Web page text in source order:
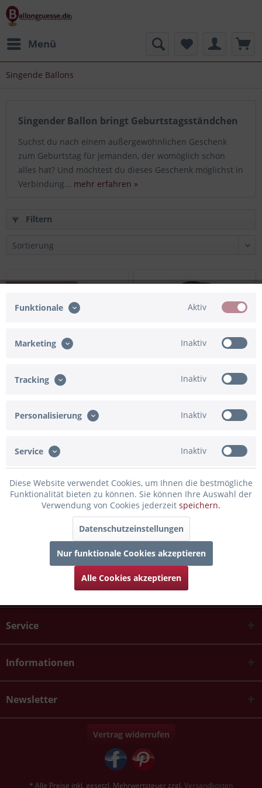
Menü
Singende Ballons
Singender Ballon bringt Geburtstagsständchen
Suchst du nach einem außergewöhnlichen Geschenk
zum Geburtstag für jemanden, der womöglich schon
alles hat? Und möchtest du dieses Geschenk möglichst in
Verbindung... mehr erfahren »
Filtern
29,90 € *
Service
Informationen
Newsletter
Vertrag widerrufen
* Alle Preise inkl. gesetzl. Mehrwertsteuer zzgl. Versandkosten
Funktionale Aktiv
Marketing Inaktiv
Tracking Inaktiv
Personalisierung Inaktiv
Service Inaktiv
Diese Website verwendet Cookies, um Ihnen die bestmögliche
Funktionalität bieten zu können. Sie können Ihre Auswahl der
Verwendung von Cookies jederzeit speichern.
Datenschutzeinstellungen
Nur funktionale Cookies akzeptieren
Alle Cookies akzeptieren